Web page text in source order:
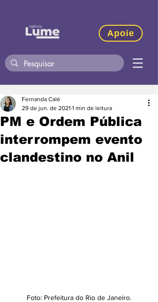
Apoie
PM e Ordem Pública
interrompem evento
clandestino no Anil
Fernanda Calé
29 de jun. de 2021 1 min de leitura
Foto: Prefeitura do Rio de Janeiro.